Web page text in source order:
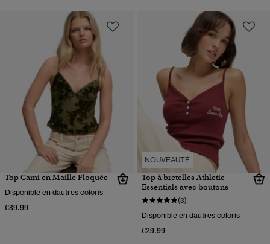
Top Cami en Maille Floquée
Disponible en dautres coloris
€39.99
NOUVEAUTÉ
Top à bretelles Athletic
Essentials avec boutons
(3)
Disponible en dautres coloris
€29.99